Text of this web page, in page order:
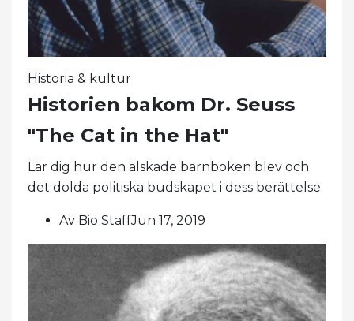
Historia & kultur
Historien bakom Dr. Seuss
"The Cat in the Hat"
Lär dig hur den älskade barnboken blev och
det dolda politiska budskapet i dess berättelse.
Av Bio StaffJun 17, 2019